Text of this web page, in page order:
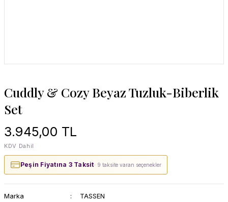
Cuddly & Cozy Beyaz Tuzluk-Biberlik
Set
3.945,00 TL
KDV Dahil
Peşin Fiyatına 3 Taksit· 9 taksite varan seçenekler
Marka
TASSEN